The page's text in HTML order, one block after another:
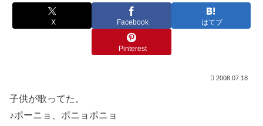
X Facebook はてブ
Pinterest
2008.07.18
子供が歌ってた。
♪ポーニョ、ポニョポニョ